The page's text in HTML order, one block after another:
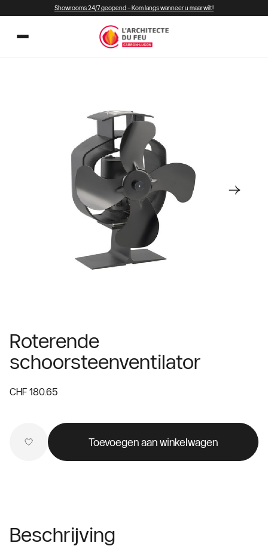
Showrooms 24/7 geopend – Kom langs wanneer u maar wilt!
Roterende
schoorsteenventilator
CHF 180.65
Toevoegen aan winkelwagen
Beschrijving